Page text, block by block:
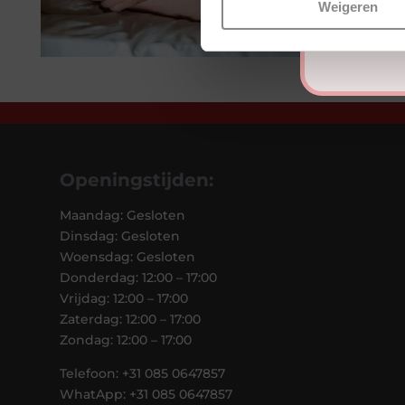
Weigeren
Openingstijden:
Maandag: Gesloten
Dinsdag: Gesloten
Woensdag: Gesloten
Donderdag: 12:00 – 17:00
Vrijdag: 12:00 – 17:00
Zaterdag: 12:00 – 17:00
Zondag: 12:00 – 17:00
Telefoon: +31 085 0647857
WhatApp: +31 085 0647857